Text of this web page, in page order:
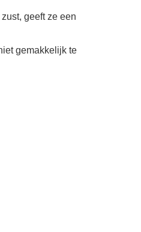
geeft ze een
gemakkelijk te